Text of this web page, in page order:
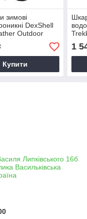
зимові
DexShell
Outdoor
Купити
1
Липківського 16б
Васильківська